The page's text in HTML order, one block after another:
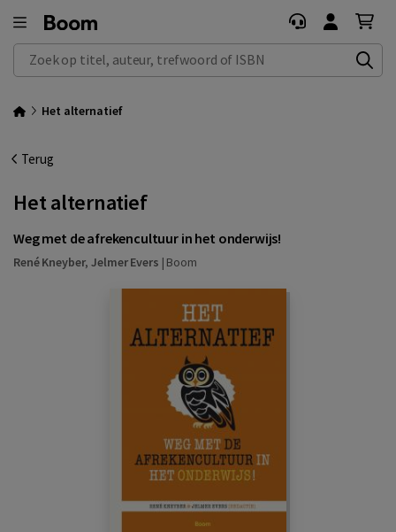
Zoek op titel, auteur, trefwoord of ISBN
Het alternatief
Terug
Het alternatief
Weg met de afrekencultuur in het onderwijs!
René Kneyber,Jelmer Evers | Boom